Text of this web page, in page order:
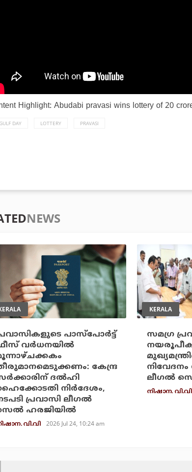
Highlight: Abudabi pravasi wins lottery of 20
DAY LOTTERY PRAVASI
NEWS
പാസ്‌പോര്‍ട്ട്
വര്‍ധനയില്‍
കേന്ദ്ര
ദല്‍ഹി
നിര്‍ദേശം,
പ്രവാസി ലീഗല്‍
ഹരജിയില്‍
വി.വി 2026 Jul 24, 10:24 am
KERALA
സമഗ്ര
ലീഗല്‍
നിഷാന. വി.വി